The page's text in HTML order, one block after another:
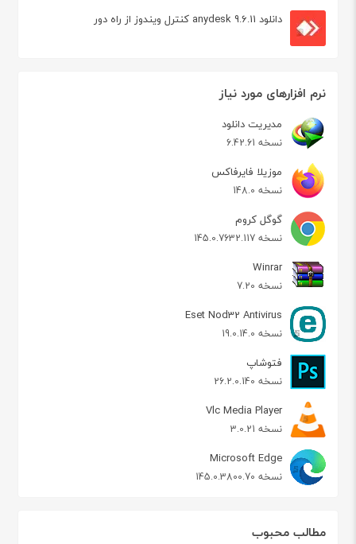
دانلود anydesk 9.6.11 کنترل ویندوز از راه دور
نرم افزارهای مورد نیاز
مدیریت دانلود
نسخه 6.42.61
موزیلا فایرفاکس
نسخه 148.0
گوگل کروم
نسخه 145.0.7632.117
Winrar
نسخه 7.20
Eset Nod32 Antivirus
نسخه 19.0.14.0
فتوشاپ
نسخه 26.2.0.140
Vlc Media Player
نسخه 3.0.21
Microsoft Edge
نسخه 145.0.3800.70
مطالب محبوب